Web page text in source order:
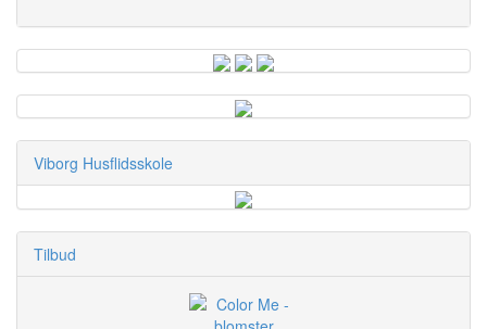
Viborg Husflidsskole
Tilbud